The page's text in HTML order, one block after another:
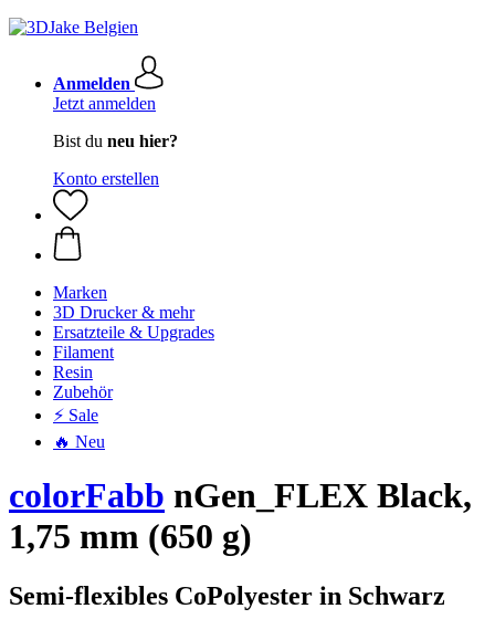
Anmelden
Jetzt anmelden
Bist du neu hier?
Konto erstellen
Marken
3D Drucker & mehr
Ersatzteile & Upgrades
Filament
Resin
Zubehör
⚡ Sale
🔥 Neu
colorFabb nGen_FLEX Black,
1,75 mm (650 g)
Semi-flexibles CoPolyester in Schwarz